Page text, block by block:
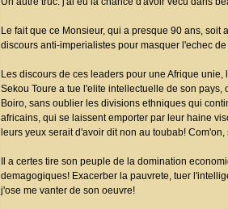
Le fait que ce Monsieur, qui a presque 90 ans,
discours anti-imperialistes pour masquer l'echec
Les discours de ces leaders pour une Afrique
Sekou Toure a tue l'elite intellectuelle de son
Boiro, sans oublier les divisions ethniques qui
africains, qui se laissent emporter par leur haine
leurs yeux serait d'avoir dit non au toubab!
Il a certes tire son peuple de la domination
demagogiques! Exacerber la pauvrete, tuer
j'ose me vanter de son oeuvre!